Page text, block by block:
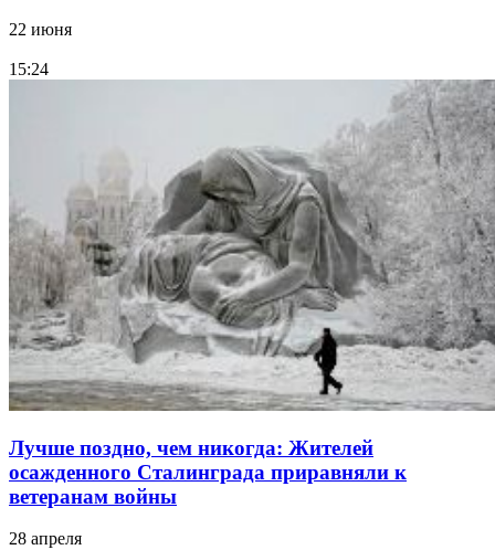
22 июня
15:24
Лучше поздно, чем никогда: Жителей
осажденного Сталинграда приравняли к
ветеранам войны
28 апреля